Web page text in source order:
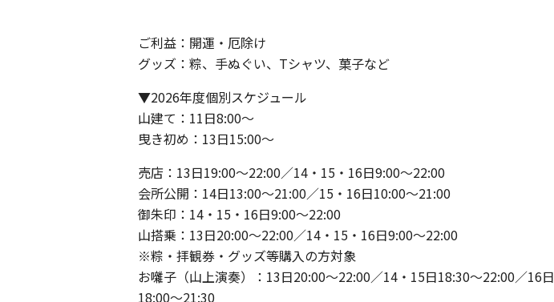
ご利益：開運・厄除け
グッズ：粽、手ぬぐい、Tシャツ、菓子など
▼2026年度個別スケジュール
山建て：11日8:00～
曳き初め：13日15:00～
売店：13日19:00～22:00／14・15・16日9:00～22:00
会所公開：14日13:00～21:00／15・16日10:00～21:00
御朱印：14・15・16日9:00～22:00
山搭乗：13日20:00～22:00／14・15・16日9:00～22:00
※粽・拝観券・グッズ等購入の方対象
お囃子（山上演奏）：13日20:00～22:00／14・15日18:30～22:00／16日
18:00～21:30